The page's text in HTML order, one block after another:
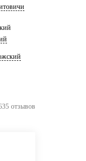
отзывов